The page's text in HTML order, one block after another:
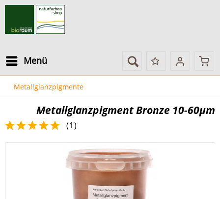
Menü
Metallglanzpigmente
Metallglanzpigment Bronze 10-60µm
(1)